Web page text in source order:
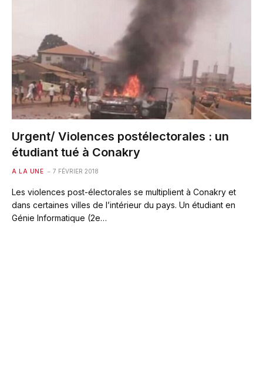
Urgent/ Violences postélectorales : un
étudiant tué à Conakry
A LA UNE 7 FÉVRIER 2018
Les violences post-électorales se multiplient à Conakry et
dans certaines villes de l’intérieur du pays. Un étudiant en
Génie Informatique (2e…